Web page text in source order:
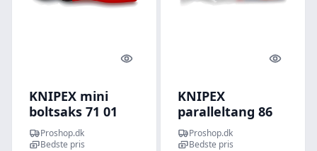
Quick look
KNIPEX mini
boltsaks 71 01
160Proshop.dk
Bedste pris
Quick
KNIPEX
paralleltang 86
05 250 mm
Proshop.dk
Bedste pris